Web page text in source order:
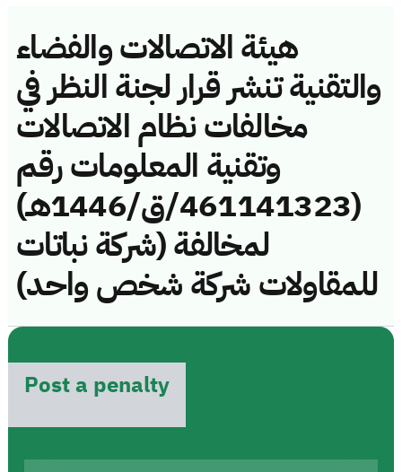
هيئة الاتصالات والفضاء
والتقنية تنشر قرار لجنة النظر في
مخالفات نظام الاتصالات
وتقنية المعلومات رقم
(461141323/ق/1446هـ)
لمخالفة (شركة نباتات
للمقاولات شركة شخص واحد)
Post a penalty